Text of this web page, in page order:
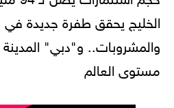
الخليج يحقق طفرة جديدة في
والمشروبات.. و"دبي" المدينة
مستوى العالم